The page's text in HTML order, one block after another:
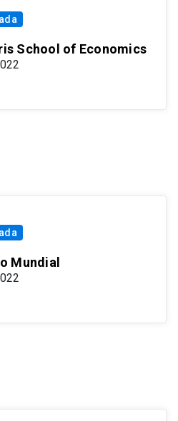
School of Economics
Mundial